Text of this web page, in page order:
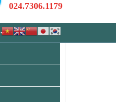
024.7306.1179